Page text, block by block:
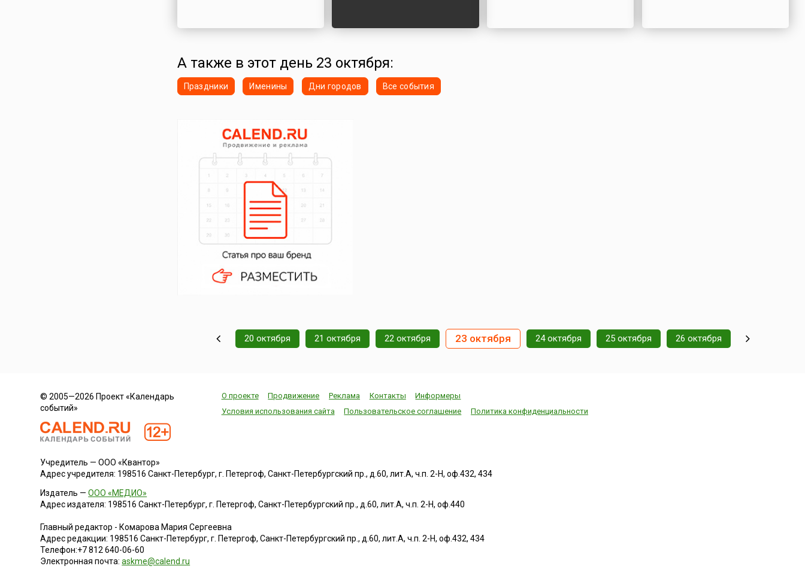
А также в этот день 23 октября:
Праздники Именины Дни городов Все события
20 октября 21 октября 22 октября 23 октября 24 октября 25 октября 26 октября
© 2005—2026 Проект «Календарь
событий»
О проекте Продвижение Реклама Контакты
Информеры
Условия использования сайта
Пользовательское соглашение Политика конфиденциальности
Учредитель — ООО «Квантор»
Адрес учредителя: 198516 Санкт-Петербург, г. Петергоф, Санкт-Петербургский пр., д.60, лит.А, ч.п. 2-Н, оф.432, 434
Издатель —ООО «МЕДИО»
Адрес издателя: 198516 Санкт-Петербург, г. Петергоф, Санкт-Петербургский пр., д.60, лит.А, ч.п. 2-Н, оф.440
Главный редактор - Комарова Мария Сергеевна
Адрес редакции: 198516 Санкт-Петербург, г. Петергоф,Санкт-Петербургский пр., д.60, лит.А, ч.п. 2-Н, оф.432, 434
Телефон:+7 812 640-06-60
Электронная почта:askme@calend.ru